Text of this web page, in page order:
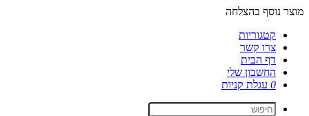
מוצר נוסף בהצלחה
קטגוריות
צרו קשר
דף הבית
החשבון שלי
0 עגלת קניות